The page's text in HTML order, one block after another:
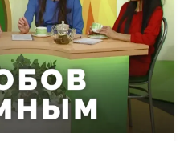
Ронжина, Алена
Юлия
Алена
Ольга
#95